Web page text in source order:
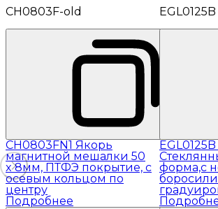
CH0803F-old
CH0803FN1 Якорь
магнитной мешалки 50
x 8мм, ПТФЭ покрытие, с
осевым кольцом по
центру
Подробнее
EGL0125B
форма,с